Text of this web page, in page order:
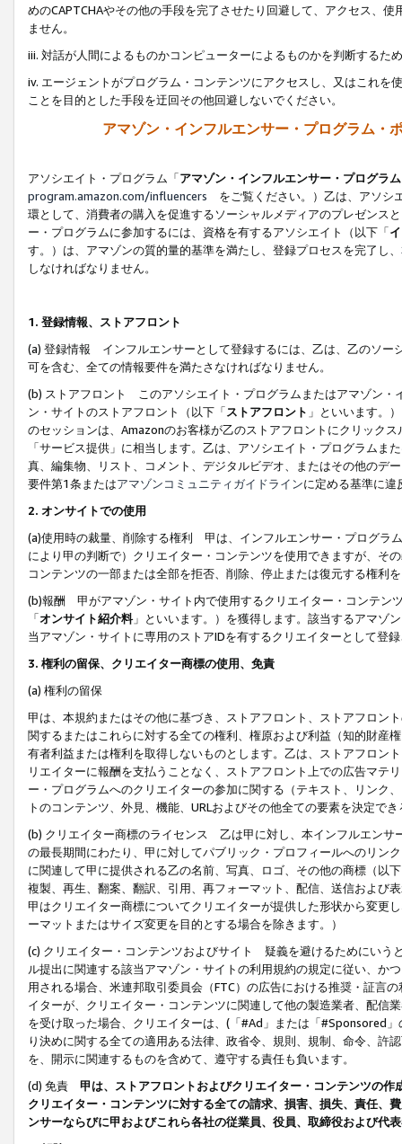
めのCAPTCHAやその他の手段を完了させたり回避して、アクセス、
ません。
iii. 対話が人間によるものかコンピューターによるものかを判断するた
iv. エージェントがプログラム・コンテンツにアクセスし、又はこれ
ことを目的とした手段を迂回その他回避しないでください。
アマゾン・インフルエンサー・プログラム・
アソシエイト・プログラム「アマゾン・インフルエンサー・プログラム
program.amazon.com/influencers をご覧ください。）乙は、アソシ
環として、消費者の購入を促進するソーシャルメディアのプレゼンス
ー・プログラムに参加するには、資格を有するアソシエイト（以下「
す。）は、アマゾンの質的量的基準を満たし、登録プロセスを完了し、
しなければなりません。
1. 登録情報、ストアフロント
(a) 登録情報 インフルエンサーとして登録するには、乙は、乙のソー
可を含む、全ての情報要件を満たさなければなりません。
(b) ストアフロント このアソシエイト・プログラムまたはアマゾン・
ン・サイトのストアフロント（以下「ストアフロント 」といいます。
のセッションは、Amazonのお客様が乙のストアフロントにクリック
「サービス提供」に相当します。乙は、アソシエイト・プログラム
真、編集物、リスト、コメント、デジタルビデオ、またはその他のデ
要件第1条またはアマゾンコミュニティガイドラインに定める基準に違
2. オンサイトでの使用
(a)使用時の裁量、削除する権利 甲は、インフルエンサー・プログラ
により甲の判断で）クリエイター・コンテンツを使用できますが、そ
コンテンツの一部または全部を拒否、削除、停止または復元する権利
(b)報酬 甲がアマゾン・サイト内で使用するクリエイター・コンテン
「オンサイト紹介料」といいます。）を獲得します。該当するアマゾ
当アマゾン・サイトに専用のストアIDを有するクリエイターとして登
3. 権利の留保、クリエイター商標の使用、免責
(a) 権利の留保
甲は、本規約またはその他に基づき、ストアフロント、ストアフロン
関するまたはこれらに対する全ての権利、権原および利益（知的財産
有者利益または権利を取得しないものとします。乙は、ストアフロン
リエイターに報酬を支払うことなく、ストアフロント上での広告マテ
ー・プログラムへのクリエイターの参加に関する（テキスト、リンク
トのコンテンツ、外見、機能、URLおよびその他全ての要素を決定で
(b) クリエイター商標のライセンス 乙は甲に対し、本インフルエンサ
の最長期間にわたり、甲に対してパブリック・プロフィールへのリン
に関連して甲に提供される乙の名前、写真、ロゴ、その他の商標（以
複製、再生、翻案、翻訳、引用、再フォーマット、配信、送信および
甲はクリエイター商標についてクリエイターが提供した形状から変更
ーマットまたはサイズ変更を目的とする場合を除きます。）
(c) クリエイター・コンテンツおよびサイト 疑義を避けるためにいう
ル提出に関連する該当アマゾン・サイトの利用規約の規定に従い、か
用される場合、米連邦取引委員会（FTC）の広告における推奨・証言
イターが、クリエイター・コンテンツに関連して他の製造業者、配信
を受け取った場合、クリエイターは、(「#Ad」または「#Sponsored
り決めに関する全ての適用ある法律、政省令、規則、規制、命令、許
を、開示に関連するものを含めて、遵守する責任も負います。
(d) 免責 甲は、ストアフロントおよびクリエイター・コンテンツの
クリエイター・コンテンツに対する全ての請求、損害、損失、責任、
ンサーならびに甲およびこれら各社の従業員、役員、取締役および代